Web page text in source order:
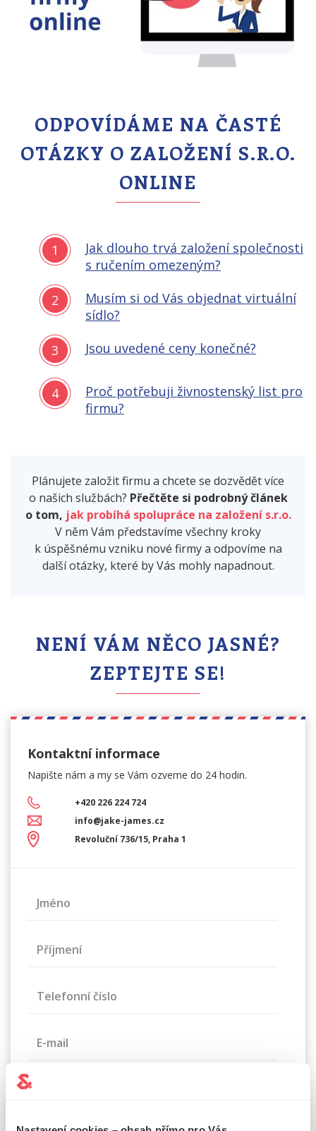
ODPOVÍDÁME NA ČASTÉ
OTÁZKY O ZALOŽENÍ S.R.O.
ONLINE
1
Jak dlouho trvá založení společnosti
s ručením omezeným?
2
Musím si od Vás objednat virtuální
sídlo?
3 Jsou uvedené ceny konečné?
4
Proč potřebuji živnostenský list pro
firmu?
Plánujete založit firmu a chcete se dozvědět více
o našich službách? Přečtěte si podrobný článek
o tom, jak probíhá spolupráce na založení s.r.o.
V něm Vám představíme všechny kroky
k úspěšnému vzniku nové firmy a odpovíme na
další otázky, které by Vás mohly napadnout.
NENÍ VÁM NĚCO JASNÉ?
ZEPTEJTE SE!
Kontaktní informace
Napište nám a my se Vám ozveme do 24 hodin.
+420 226 224 724
info@jake-james.cz
Revoluční 736/15, Praha 1
Jméno
Příjmení
Telefonní číslo
E-mail